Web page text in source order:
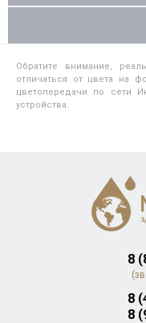
Обратите внимание,
отличаться от цвета на
цветопередачи по сети
устройства.
8
8
8